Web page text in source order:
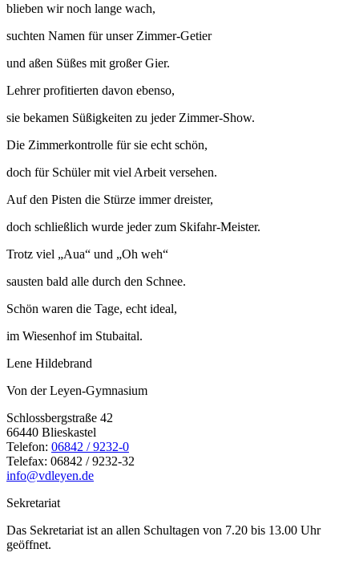
blieben wir noch lange wach,
suchten Namen für unser Zimmer-Getier
und aßen Süßes mit großer Gier.
Lehrer profitierten davon ebenso,
sie bekamen Süßigkeiten zu jeder Zimmer-Show.
Die Zimmerkontrolle für sie echt schön,
doch für Schüler mit viel Arbeit versehen.
Auf den Pisten die Stürze immer dreister,
doch schließlich wurde jeder zum Skifahr-Meister.
Trotz viel „Aua“ und „Oh weh“
sausten bald alle durch den Schnee.
Schön waren die Tage, echt ideal,
im Wiesenhof im Stubaital.
Lene Hildebrand
Von der Leyen-Gymnasium
Schlossbergstraße 42
66440 Blieskastel
Telefon: 06842 / 9232-0
Telefax: 06842 / 9232-32
info@vdleyen.de
Sekretariat
Das Sekretariat ist an allen Schultagen von 7.20 bis 13.00 Uhr
geöffnet.